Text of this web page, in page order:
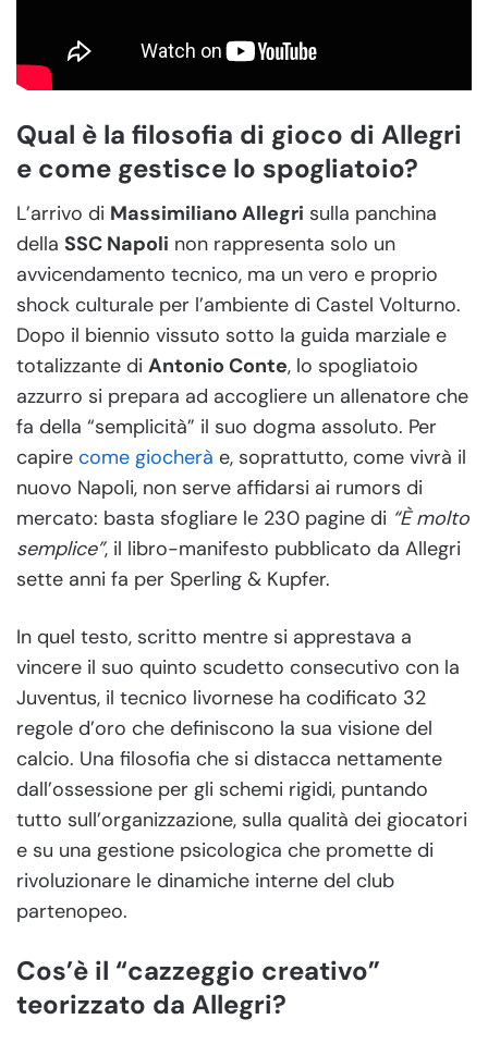
Qual è la filosofia di gioco di Allegri
e come gestisce lo spogliatoio?
L’arrivo di Massimiliano Allegri sulla panchina
della SSC Napoli non rappresenta solo un
avvicendamento tecnico, ma un vero e proprio
shock culturale per l’ambiente di Castel Volturno.
Dopo il biennio vissuto sotto la guida marziale e
totalizzante di Antonio Conte, lo spogliatoio
azzurro si prepara ad accogliere un allenatore che
fa della “semplicità” il suo dogma assoluto. Per
capire come giocherà e, soprattutto, come vivrà il
nuovo Napoli, non serve affidarsi ai rumors di
mercato: basta sfogliare le 230 pagine di “È molto
semplice”, il libro-manifesto pubblicato da Allegri
sette anni fa per Sperling & Kupfer.
In quel testo, scritto mentre si apprestava a
vincere il suo quinto scudetto consecutivo con la
Juventus, il tecnico livornese ha codificato 32
regole d’oro che definiscono la sua visione del
calcio. Una filosofia che si distacca nettamente
dall’ossessione per gli schemi rigidi, puntando
tutto sull’organizzazione, sulla qualità dei giocatori
e su una gestione psicologica che promette di
rivoluzionare le dinamiche interne del club
partenopeo.
Cos’è il “cazzeggio creativo”
teorizzato da Allegri?